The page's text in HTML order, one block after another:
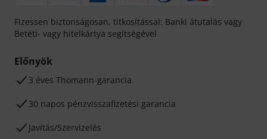
Fizessen biztonságosan, titkosítással: Banki átutalás vagy
Betéti- vagy hitelkártya segítségével
Előnyök
3 éves Thomann-garancia
30 napos pénzvisszafizetési garancia
Javítás/Szervizelés